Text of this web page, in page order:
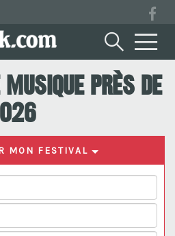
près de
MON FESTIVAL